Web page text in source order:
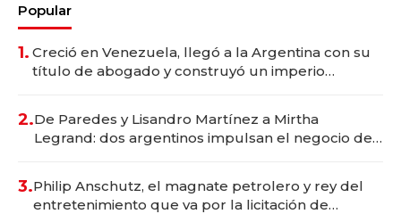
Popular
1. Creció en Venezuela, llegó a la Argentina con su
título de abogado y construyó un imperio
2.De Paredes y Lisandro Martínez a Mirtha
Legrand: dos argentinos impulsan el negocio del
3.Philip Anschutz, el magnate petrolero y rey del
entretenimiento que va por la licitación de